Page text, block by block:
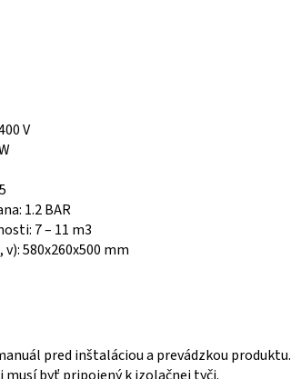
V
1.2 BAR
7 – 11 m3
v): 580x260x500 mm
pred inštaláciou a prevádzkou produktu.